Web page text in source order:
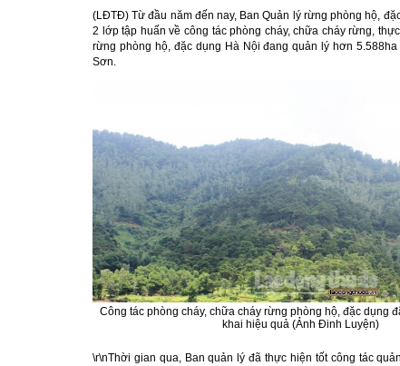
(LĐTĐ) Từ đầu năm đến nay, Ban Quản lý rừng phòng hộ,
2 lớp tập huấn về công tác phòng cháy, chữa cháy rừng,
rừng phòng hộ, đặc dụng Hà Nội đang quản lý hơn
Sơn.
Công tác phòng cháy, chữa cháy rừng phòng hộ, đặc dụng
khai hiệu quả (Ảnh Đinh Luyện)
\r\nThời gian qua, Ban quản lý đã thực hiện tốt công tác